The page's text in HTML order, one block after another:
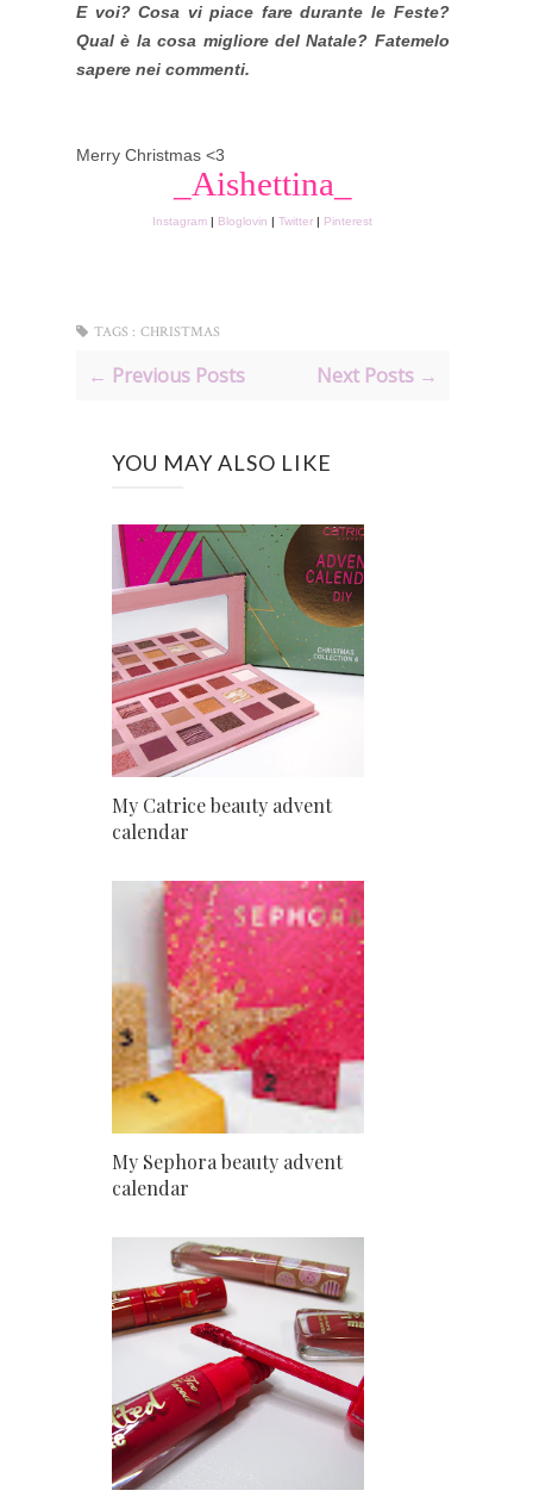
E voi? Cosa vi piace fare durante le Feste?
Qual è la cosa migliore del Natale? Fatemelo
sapere nei commenti.
Merry Christmas <3
_Aishettina_
Instagram | Bloglovin |Twitter | Pinterest
TAGS : CHRISTMAS
← Previous Posts Next Posts →
YOU MAY ALSO LIKE
My Catrice beauty advent
calendar
My Sephora beauty advent
calendar